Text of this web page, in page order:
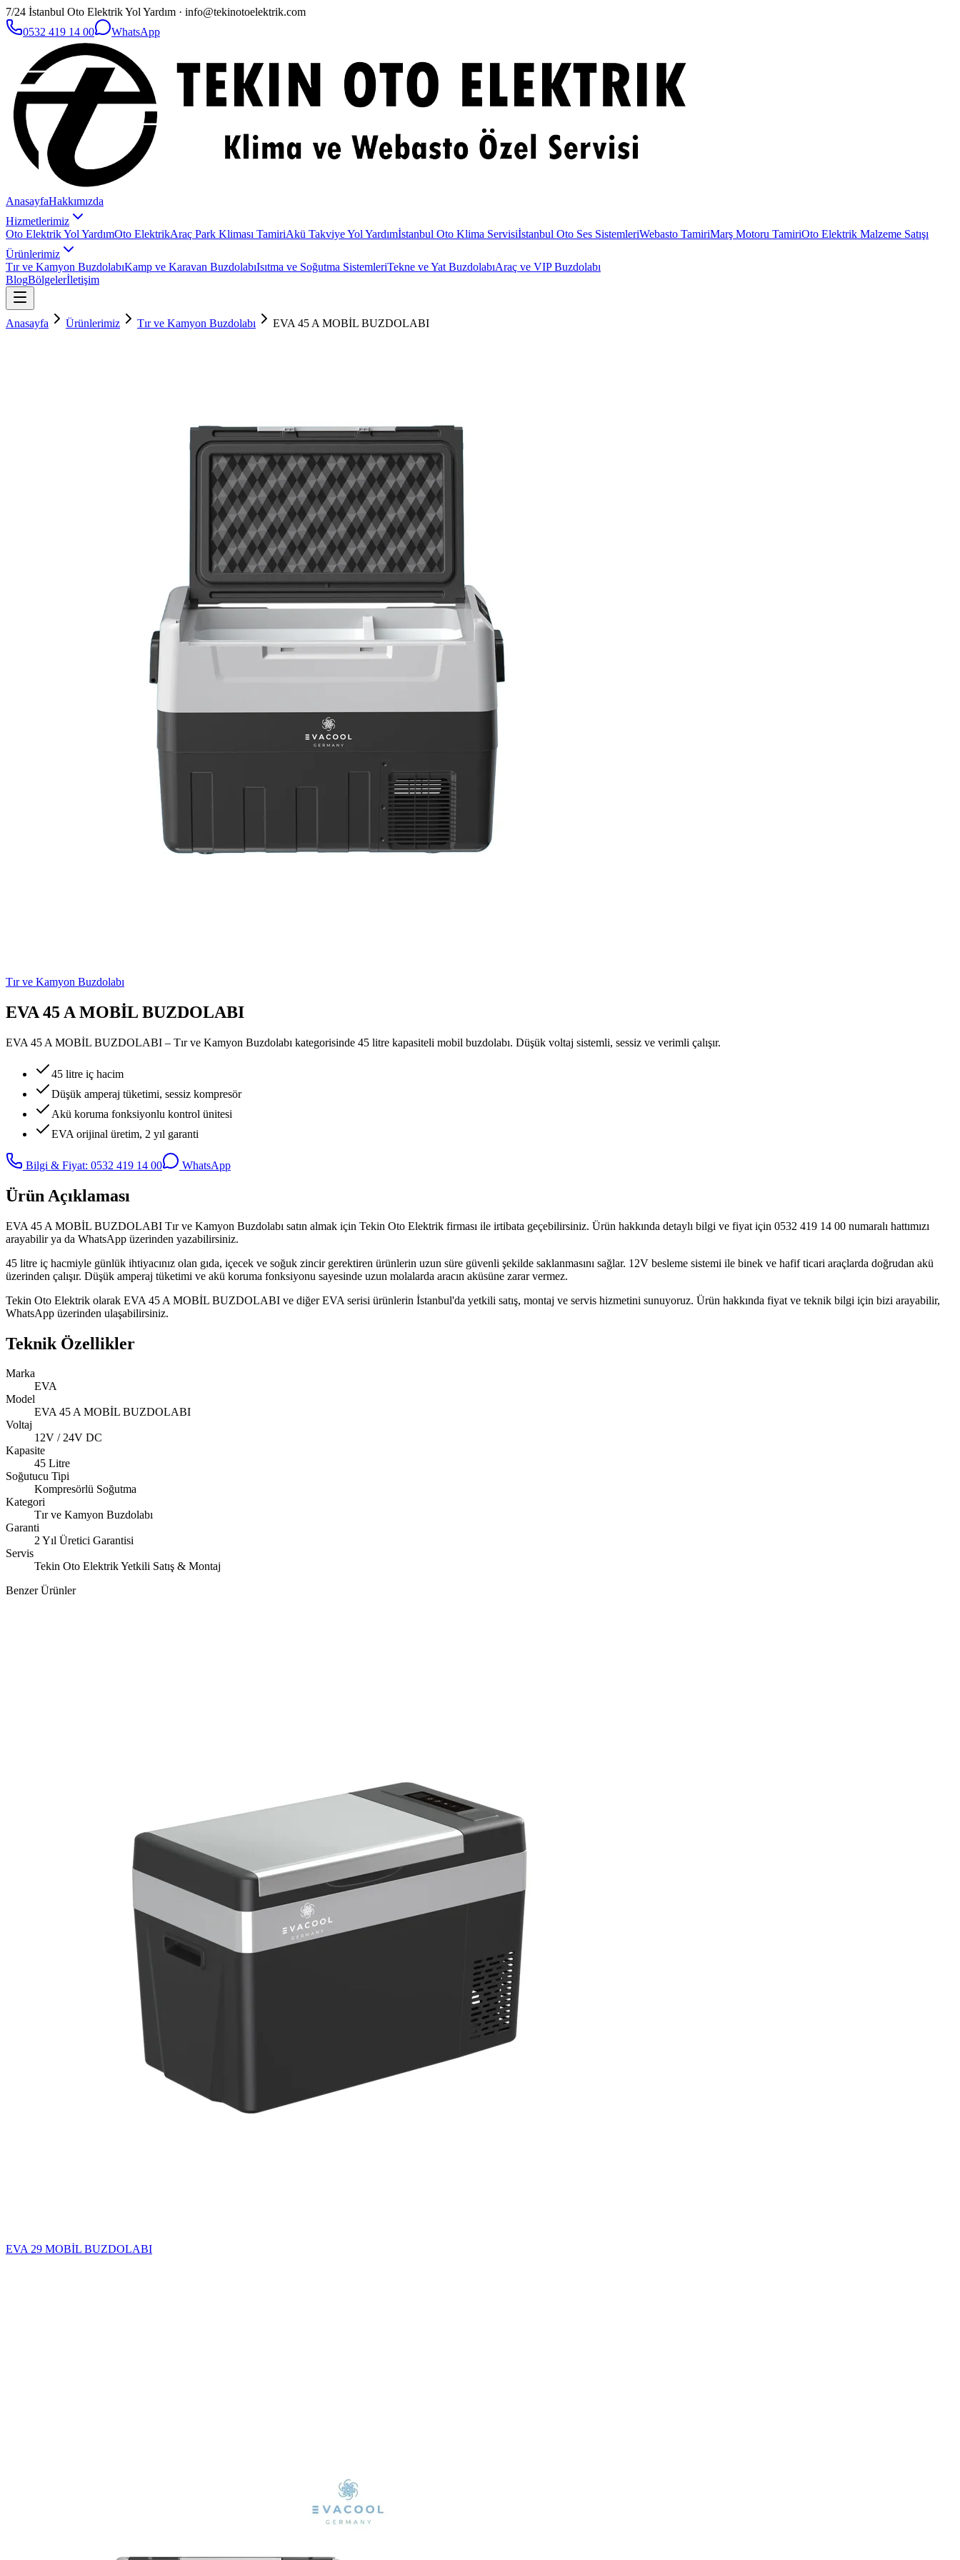
7/24 İstanbul Oto Elektrik Yol Yardım · info@tekinotoelektrik.com
0532 419 14 00
WhatsApp
AnasayfaHakkımızda
Hizmetlerimiz
Oto Elektrik Yol YardımOto ElektrikAraç Park Kliması TamiriAkü Takviye Yol Yardımİstanbul Oto Klima Servisiİstanbul Oto Ses SistemleriWebasto TamiriMarş Motoru TamiriOto Elektrik Malzeme Satışı
Ürünlerimiz
Tır ve Kamyon BuzdolabıKamp ve Karavan BuzdolabıIsıtma ve Soğutma SistemleriTekne ve Yat BuzdolabıAraç ve VIP Buzdolabı
BlogBölgelerİletişim
Anasayfa Ürünlerimiz Tır ve Kamyon Buzdolabı EVA 45 A MOBİL BUZDOLABI
Tır ve Kamyon Buzdolabı
EVA 45 A MOBİL BUZDOLABI
EVA 45 A MOBİL BUZDOLABI – Tır ve Kamyon Buzdolabı kategorisinde 45 litre kapasiteli mobil buzdolabı. Düşük voltaj sistemli, sessiz ve verimli çalışır.
45 litre iç hacim
Düşük amperaj tüketimi, sessiz kompresör
Akü koruma fonksiyonlu kontrol ünitesi
EVA orijinal üretim, 2 yıl garanti
Bilgi & Fiyat: 0532 419 14 00 WhatsApp
Ürün Açıklaması
EVA 45 A MOBİL BUZDOLABI Tır ve Kamyon Buzdolabı satın almak için Tekin Oto Elektrik firması ile irtibata geçebilirsiniz. Ürün hakkında detaylı bilgi ve fiyat için 0532 419 14 00 numaralı hattımızı
arayabilir ya da WhatsApp üzerinden yazabilirsiniz.
45 litre iç hacmiyle günlük ihtiyacınız olan gıda, içecek ve soğuk zincir gerektiren ürünlerin uzun süre güvenli şekilde saklanmasını sağlar. 12V besleme sistemi ile binek ve hafif ticari araçlarda doğrudan akü
üzerinden çalışır. Düşük amperaj tüketimi ve akü koruma fonksiyonu sayesinde uzun molalarda aracın aküsüne zarar vermez.
Tekin Oto Elektrik olarak EVA 45 A MOBİL BUZDOLABI ve diğer EVA serisi ürünlerin İstanbul'da yetkili satış, montaj ve servis hizmetini sunuyoruz. Ürün hakkında fiyat ve teknik bilgi için bizi arayabilir,
WhatsApp üzerinden ulaşabilirsiniz.
Teknik Özellikler
Marka
EVA
Model
EVA 45 A MOBİL BUZDOLABI
Voltaj
12V / 24V DC
Kapasite
45 Litre
Soğutucu Tipi
Kompresörlü Soğutma
Kategori
Tır ve Kamyon Buzdolabı
Garanti
2 Yıl Üretici Garantisi
Servis
Tekin Oto Elektrik Yetkili Satış & Montaj
Benzer Ürünler
EVA 29 MOBİL BUZDOLABI